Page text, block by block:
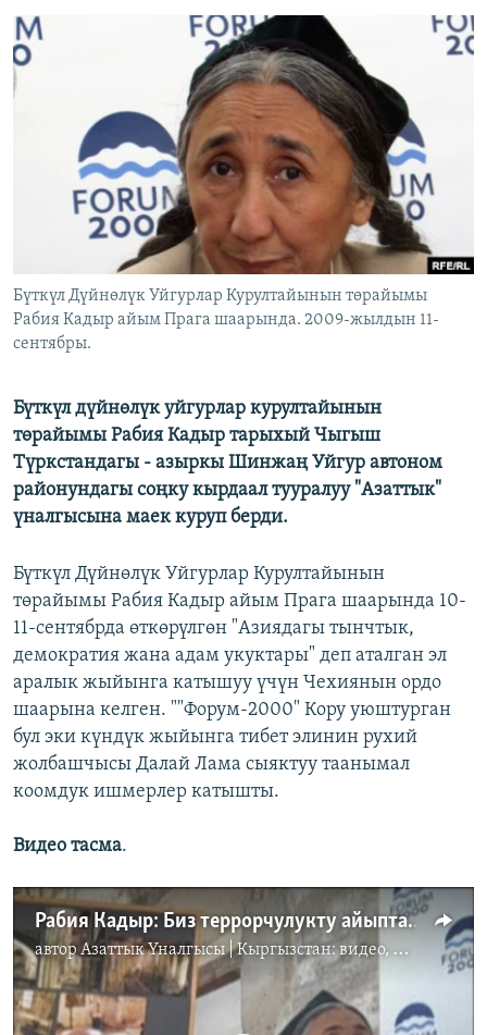
ЭЖЕ-СИҢДИЛЕР
ЫҢГАЙСЫЗ СУРООЛОР
ОНЛАЙН ШЕРИНЕ
ЭЕ/АРнун бардык сайттары
Бүткүл Дүйнөлүк Уйгурлар Курултайынын төрайымы
Рабия Кадыр айым Прага шаарында. 2009-жылдын 11-
сентябры.
Бүткүл дүйнөлүк уйгурлар курултайынын
төрайымы Рабия Кадыр тарыхый Чыгыш
Түркстандагы - азыркы Шинжаң Уйгур автоном
районундагы соңку кырдаал тууралуу "Азаттык"
үналгысына маек куруп берди.
Бүткүл Дүйнөлүк Уйгурлар Курултайынын
төрайымы Рабия Кадыр айым Прага шаарында 10-
11-сентябрда өткөрүлгөн "Азиядагы тынчтык,
демократия жана адам укуктары" деп аталган эл
аралык жыйынга катышуу үчүн Чехиянын ордо
шаарына келген. ""Форум-2000" Кору уюштурган
бул эки күндүк жыйынга тибет элинин рухий
жолбашчысы Далай Лама сыяктуу таанымал
коомдук ишмерлер катышты.
Видео тасма.
Рабия Кадыр: Биз террорчулукту айыптайбыз
авторАзаттык Үналгысы | Кыргызстан: видео, фото, кабарлар